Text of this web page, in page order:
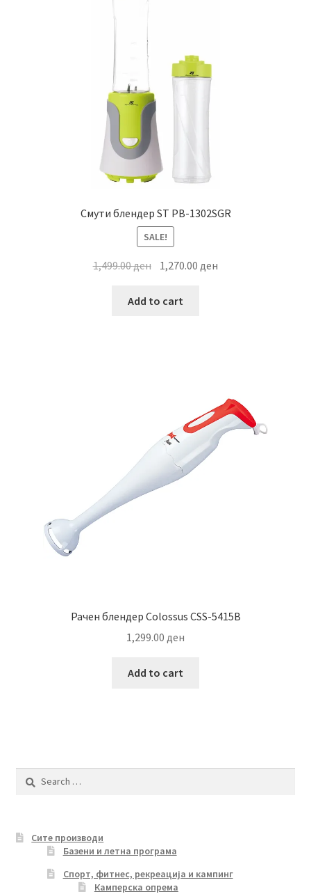
Смути блендер ST PB-1302SGR
SALE!
1,499.00ден Original
was:
1,270.00 ден
Add to cart
Рачен блендер Colossus CSS-5415B
1,299.00 ден
Add to cart
Сите производи
Базени и летна програма
Спорт, фитнес, рекреација и кампинг
Камперска опрема